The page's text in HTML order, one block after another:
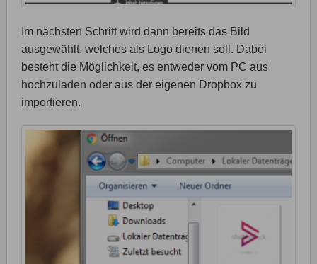
Im nächsten Schritt wird dann bereits das Bild
ausgewählt, welches als Logo dienen soll. Dabei
besteht die Möglichkeit, es entweder vom PC aus
hochzuladen oder aus der eigenen Dropbox zu
importieren.